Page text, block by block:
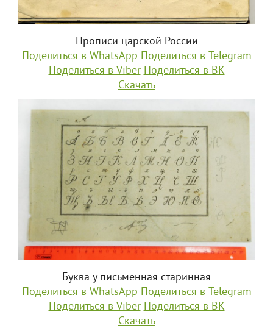
Прописи царской России
Поделиться в WhatsApp Поделиться в Telegram
Поделиться в Viber Поделиться в ВК
Скачать
Буква у письменная старинная
Поделиться в WhatsApp Поделиться в Telegram
Поделиться в Viber Поделиться в ВК
Скачать